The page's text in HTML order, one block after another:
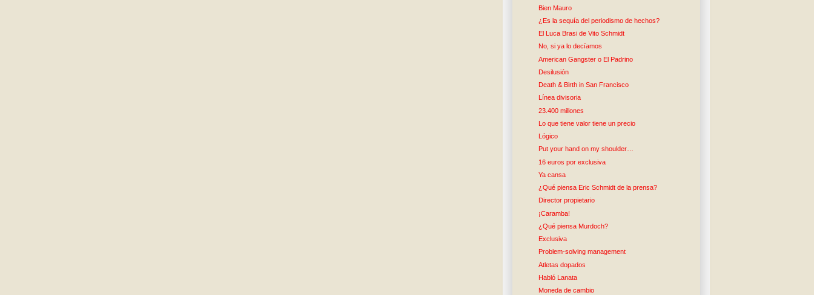
Bien Mauro
¿Es la sequía del periodismo de hechos?
El Luca Brasi de Vito Schmidt
No, si ya lo decíamos
American Gangster o El Padrino
Desilusión
Death & Birth in San Francisco
Línea divisoria
23.400 millones
Lo que tiene valor tiene un precio
Lógico
Put your hand on my shoulder…
16 euros por exclusiva
Ya cansa
¿Qué piensa Eric Schmidt de la prensa?
Director propietario
¡Caramba!
¿Qué piensa Murdoch?
Exclusiva
Problem-solving management
Atletas dopados
Habló Lanata
Moneda de cambio